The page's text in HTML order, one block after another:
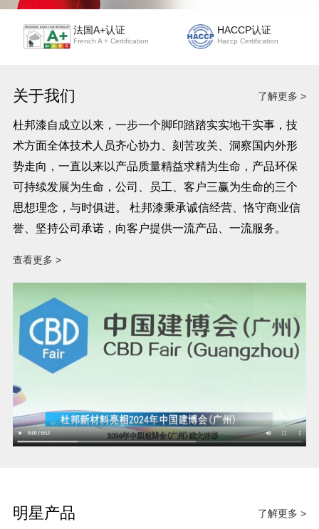
法国A+认证
French A + Certification
HACCP认证
Haccp Certification
关于我们 了解更多 >
杜邦漆自成立以来，一步一个脚印踏踏实实地干实事，技
术方面全体技术人员齐心协力、刻苦攻关、洞察国内外形
势走向，一直以来以产品质量精益求精为生命，产品环保
可持续发展为生命，公司、员工、客户三赢为生命的三个
思想理念，与时俱进。 杜邦漆秉承诚信经营、恪守商业信
誉、坚持公司承诺，向客户提供一流产品、一流服务。
查看更多 >
明星产品 了解更多 >